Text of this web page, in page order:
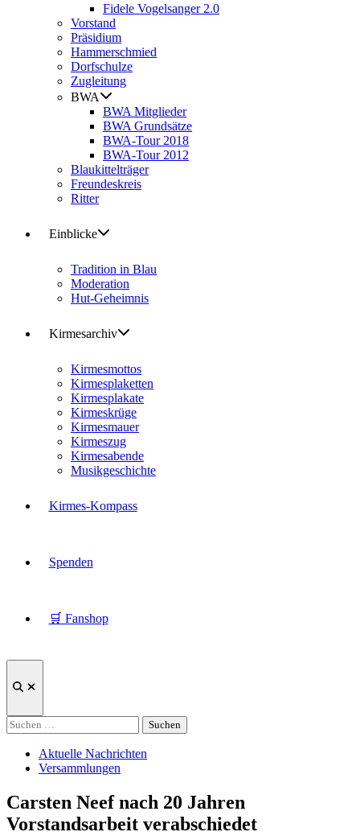
Fidele Vogelsanger 2.0
Vorstand
Präsidium
Hammerschmied
Dorfschulze
Zugleitung
BWA
BWA Mitglieder
BWA Grundsätze
BWA-Tour 2018
BWA-Tour 2012
Blaukittelträger
Freundeskreis
Ritter
Einblicke
Tradition in Blau
Moderation
Hut-Geheimnis
Kirmesarchiv
Kirmesmottos
Kirmesplaketten
Kirmesplakate
Kirmeskrüge
Kirmesmauer
Kirmeszug
Kirmesabende
Musikgeschichte
Kirmes-Kompass
Spenden
🛒 Fanshop
Suche
Suchen
nach:
Veröffentlicht
Aktuelle Nachrichten
Versammlungen
Carsten Neef nach 20 Jahren
Vorstandsarbeit verabschiedet